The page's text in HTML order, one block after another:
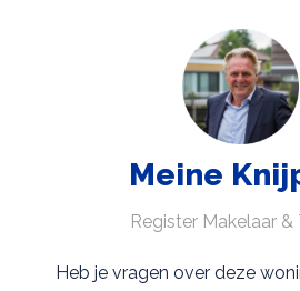
Meine
Register Makelaar &
Heb je vragen over deze